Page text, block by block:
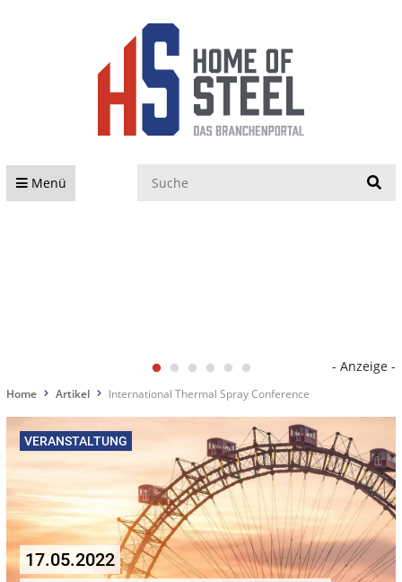
Menü
- Anzeige -
Home Artikel International Thermal Spray Conference
VERANSTALTUNG
17.05.2022